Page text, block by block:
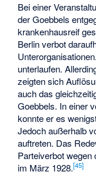
Bei einer
der Goebbels
krankenhausreif
Berlin verbot
unterlaufen.
zeigten sich
auch das
Goebbels. In einer
konnte er es
Jedoch außerhalb
auftreten. Das
Parteiverbot
im März 1928.[45]